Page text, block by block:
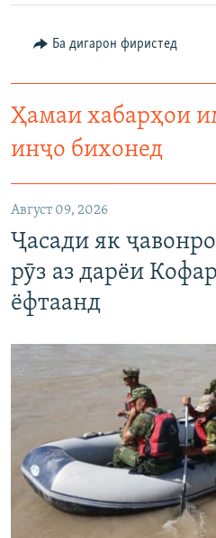
Ҳамаи сомонаҳои RFE/RL
Ба дигарон фиристед
Ҳамаи хабарҳои
инҷо бихонед
Август 09, 2026
Ҷасади як
рӯз аз дарёи
ёфтаанд